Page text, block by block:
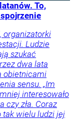
To,
spojrzenie
organizatorki
Ludzie
szukać
dwa lata
obietnicami
sensu. „Im
interesowało
czy zła. Coraz
tak wielu ludzi jej